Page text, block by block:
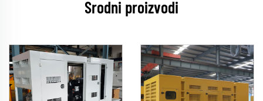
Srodni proizvodi